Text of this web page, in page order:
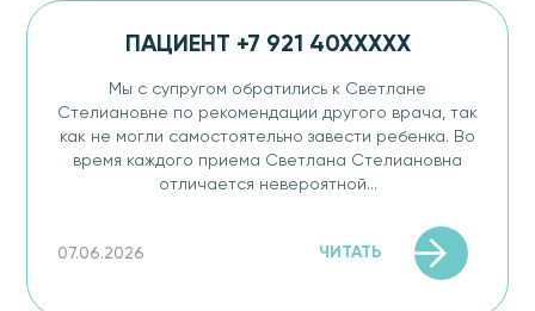
ПАЦИЕНТ +7 921 40XXXXX
Мы с супругом обратились к Светлане
Стелиановне по рекомендации другого врача, так
как не могли самостоятельно завести ребенка. Во
время каждого приема Светлана Стелиановна
отличается невероятной...
07.06.2026 ЧИТАТЬ